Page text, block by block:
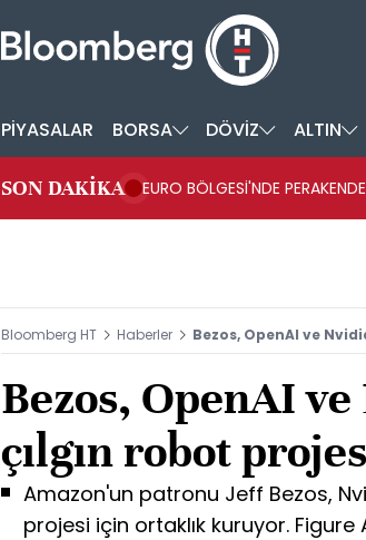
PİYASALAR BORSA DÖVİZ ALTIN
SON DAKİKA
EURO BÖLGESİ'NDE
Bloomberg HT Haberler Bezos, OpenAI ve
Bezos, OpenAI
çılgın robot
Amazon'un patronu Jeff Bezos,
projesi için ortaklık kuruyor.